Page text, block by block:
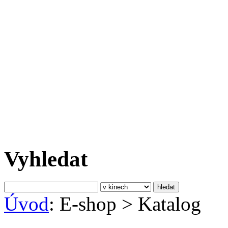
Vyhledat
Úvod: E-shop > Katalog